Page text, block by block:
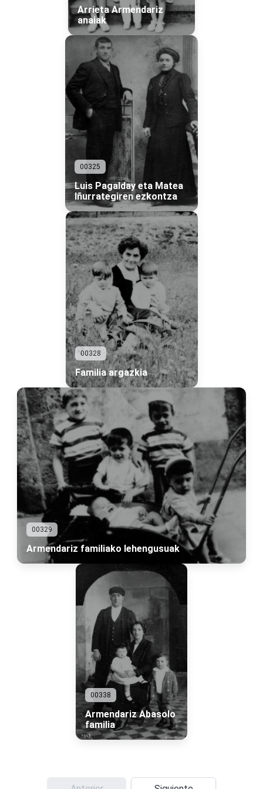
Arrieta Armendariz
anaiak
00325
Luis Pagalday eta Matea
Iñurrategiren ezkontza
00328
Familia argazkia
00329
Armendariz familiako lehengusuak
00338
Armendariz Abasolo
familia